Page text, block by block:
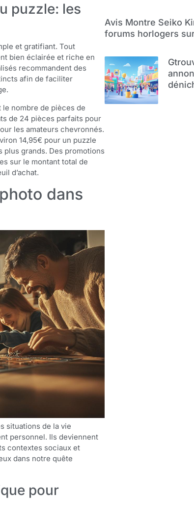
puzzle: les
et gratifiant. Tout
bien éclairée et riche en
recommandent des
afin de faciliter
nombre de pièces de
de 24 pièces parfaits pour
les amateurs chevronnés.
14,95€ pour un puzzle
grands. Des promotions
sur le montant total de
d’achat.
dans
situations de la vie
personnel. Ils deviennent
contextes sociaux et
dans notre quête
pour
Avis Montre Seiko
forums horlogers